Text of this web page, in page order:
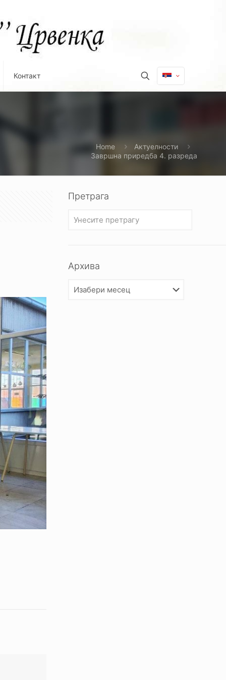
Контакт
Home
Актуелности
Завршна приредба 4. разреда
Претрага
Архива